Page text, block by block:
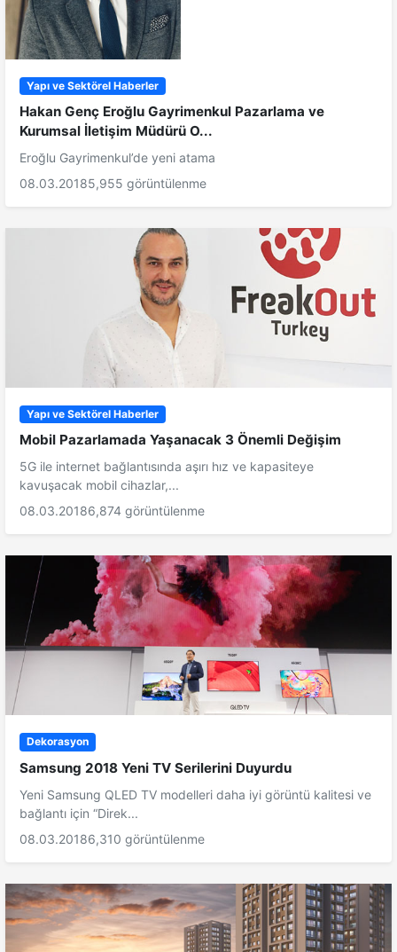
Yapı ve Sektörel Haberler
Hakan Genç Eroğlu Gayrimenkul Pazarlama ve
Kurumsal İletişim Müdürü O...
Eroğlu Gayrimenkul’de yeni atama
08.03.20185,955 görüntülenme
Yapı ve Sektörel Haberler
Mobil Pazarlamada Yaşanacak 3 Önemli Değişim
5G ile internet bağlantısında aşırı hız ve kapasiteye
kavuşacak mobil cihazlar,...
08.03.20186,874 görüntülenme
Dekorasyon
Samsung 2018 Yeni TV Serilerini Duyurdu
Yeni Samsung QLED TV modelleri daha iyi görüntü kalitesi ve
bağlantı için “Direk...
08.03.20186,310 görüntülenme